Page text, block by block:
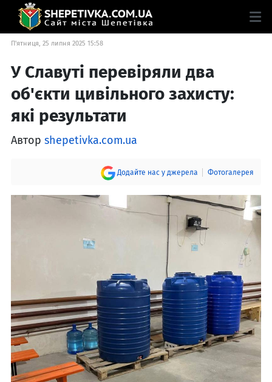
П'ятниця, 25 липня 2025 15:58
У Славуті перевіряли два
об'єкти цивільного захисту:
які результати
Автор shepetivka.com.ua
Додайте нас у джерела Фотогалерея